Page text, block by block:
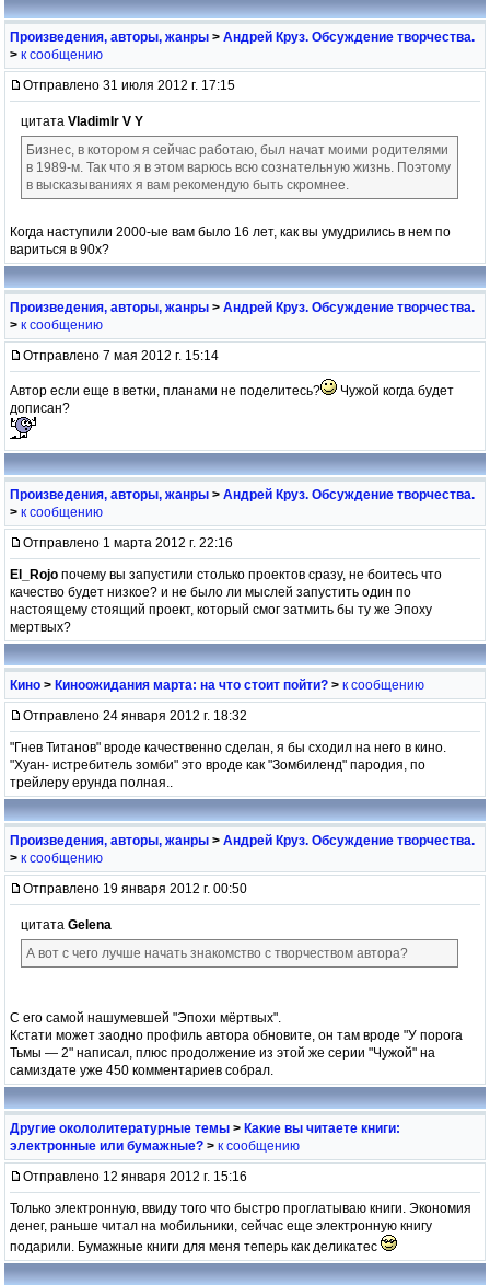
Произведения, авторы, жанры > Андрей Круз. Обсуждение творчества.
> к сообщению
Отправлено 31 июля 2012 г. 17:15
цитата VladimIr V Y
Бизнес, в котором я сейчас работаю, был начат моими родителями
в 1989-м. Так что я в этом варюсь всю сознательную жизнь. Поэтому
в высказываниях я вам рекомендую быть скромнее.
Когда наступили 2000-ые вам было 16 лет, как вы умудрились в нем по
вариться в 90х?
Произведения, авторы, жанры > Андрей Круз. Обсуждение творчества.
> к сообщению
Отправлено 7 мая 2012 г. 15:14
Автор если еще в ветки, планами не поделитесь?
Чужой когда будет
дописан?
Произведения, авторы, жанры > Андрей Круз. Обсуждение творчества.
> к сообщению
Отправлено 1 марта 2012 г. 22:16
El_Rojo почему вы запустили столько проектов сразу, не боитесь что
качество будет низкое? и не было ли мыслей запустить один по
настоящему стоящий проект, который смог затмить бы ту же Эпоху
мертвых?
Кино > Киноожидания марта: на что стоит пойти? > к сообщению
Отправлено 24 января 2012 г. 18:32
"Гнев Титанов" вроде качественно сделан, я бы сходил на него в кино.
"Хуан- истребитель зомби" это вроде как "Зомбиленд" пародия, по
трейлеру ерунда полная..
Произведения, авторы, жанры > Андрей Круз. Обсуждение творчества.
> к сообщению
Отправлено 19 января 2012 г. 00:50
цитата Gelena
А вот с чего лучше начать знакомство с творчеством автора?
С его самой нашумевшей "Эпохи мёртвых".
Кстати может заодно профиль автора обновите, он там вроде "У порога
Тьмы — 2" написал, плюс продолжение из этой же серии "Чужой" на
самиздате уже 450 комментариев собрал.
Другие окололитературные темы > Какие вы читаете книги:
электронные или бумажные? > к сообщению
Отправлено 12 января 2012 г. 15:16
Только электронную, ввиду того что быстро проглатываю книги. Экономия
денег, раньше читал на мобильники, сейчас еще электронную книгу
подарили. Бумажные книги для меня теперь как деликатес